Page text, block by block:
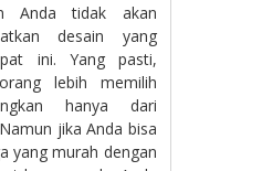
Anda tidak akan
desain yang
ini. Yang pasti,
lebih memilih
hanya dari
jika Anda bisa
yang murah dengan